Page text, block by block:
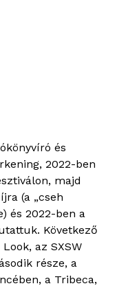
és
2022-ben
majd
(a „cseh
és 2022-ben a
Következő
az SXSW
része, a
a Tribeca,